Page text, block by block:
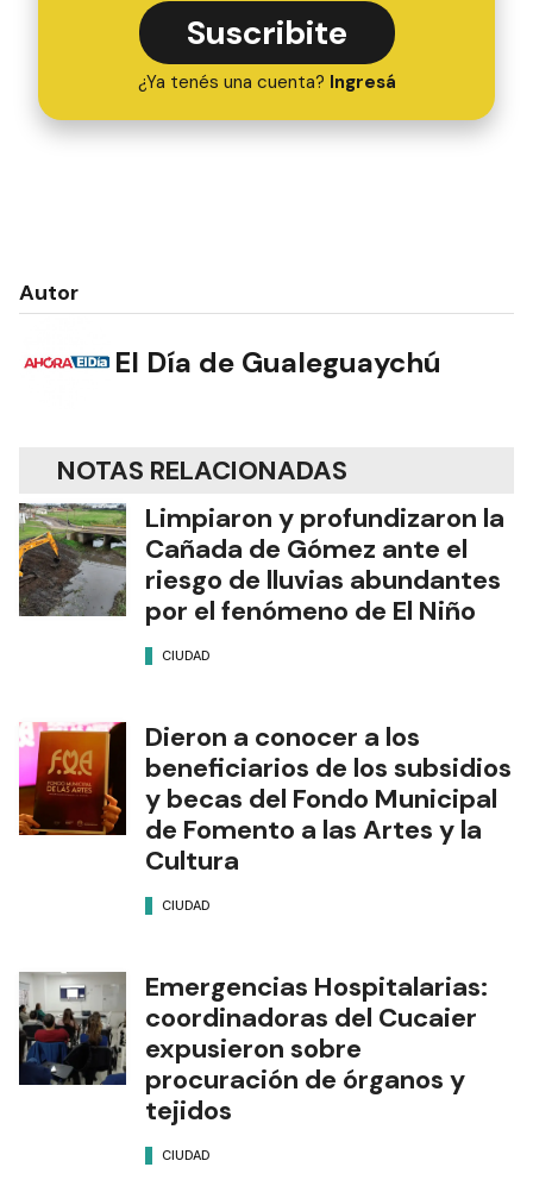
Suscribite
¿Ya tenés una cuenta? Ingresá
Autor
El Día de Gualeguaychú
NOTAS RELACIONADAS
Limpiaron y profundizaron la
Cañada de Gómez ante el
riesgo de lluvias abundantes
por el fenómeno de El Niño
CIUDAD
Dieron a conocer a los
beneficiarios de los subsidios
y becas del Fondo Municipal
de Fomento a las Artes y la
Cultura
CIUDAD
Emergencias Hospitalarias:
coordinadoras del Cucaier
expusieron sobre
procuración de órganos y
tejidos
CIUDAD